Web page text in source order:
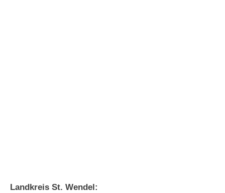
Landkreis St. Wendel: